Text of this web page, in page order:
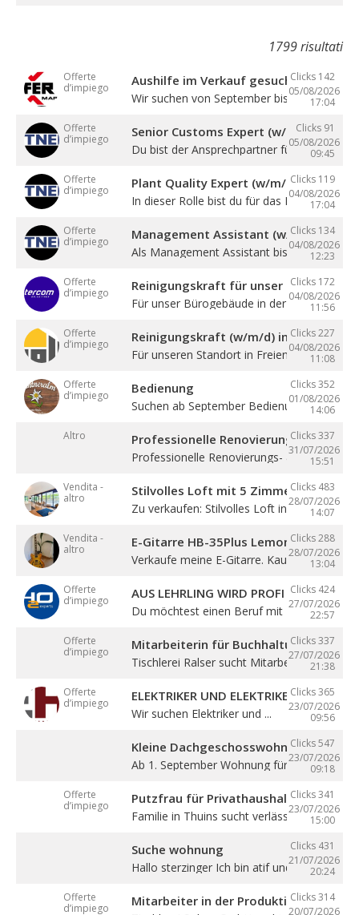
1799 risultati
Offerte
d’impiego
Clicks 142
05/08/2026
17:04
Aushilfe im Verkauf gesucht
Wir suchen von September bis Dezember
Offerte
d’impiego
Clicks 91
05/08/2026
09:45
Senior Customs Expert (w/m/d)
Du bist der Ansprechpartner für alle
Offerte
d’impiego
Clicks 119
04/08/2026
17:04
Plant Quality Expert (w/m/d)
In dieser Rolle bist du für das Management
Offerte
d’impiego
Clicks 134
04/08/2026
12:23
Management Assistant (w/m/d)
Als Management Assistant bist du eine ...
Offerte
d’impiego
Clicks 172
04/08/2026
11:56
Reinigungskraft für unser
Für unser Bürogebäude in der
Offerte
d’impiego
Clicks 227
04/08/2026
11:08
Reinigungskraft (w/m/d) in Teilzeit
Für unseren Standort in Freienfeld suchen ...
Offerte
d’impiego
Clicks 352
01/08/2026
14:06
Bedienung
Suchen ab September Bedienung in
Altro
Clicks 337
31/07/2026
15:51
Professionelle Renovierung
Professionelle Renovierungs- &
Vendita -
altro
Clicks 483
28/07/2026
14:07
Stilvolles Loft mit 5 Zimmern
Zu verkaufen: Stilvolles Loft in Sterzing! ...
Vendita -
altro
Clicks 288
28/07/2026
13:04
E-Gitarre HB-35Plus Lemon
Verkaufe meine E-Gitarre. Kaum gespielt, ...
Offerte
d’impiego
Clicks 424
27/07/2026
22:57
AUS LEHRLING WIRD PROFI – STARTE
Du möchtest einen Beruf mit Zukunft
Offerte
d’impiego
Clicks 337
27/07/2026
21:38
Mitarbeiterin für Buchhaltung (m/w/d)
Tischlerei Ralser sucht Mitarbeiterin für ...
Offerte
d’impiego
Clicks 365
23/07/2026
09:56
ELEKTRIKER UND ELEKTRIKERLEHRLING
Wir suchen Elektriker und ...
Clicks 547
23/07/2026
09:18
Kleine Dachgeschosswohnung mit
Ab 1. September Wohnung für eine Person
Offerte
d’impiego
Clicks 341
23/07/2026
15:00
Putzfrau für Privathaushalt gesucht
Familie in Thuins sucht verlässliche ...
Clicks 431
21/07/2026
20:24
Suche wohnung
Hallo sterzinger Ich bin atif und komme aus
Offerte
d’impiego
Clicks 314
20/07/2026
Mitarbeiter in der Produktion (m/w/d)